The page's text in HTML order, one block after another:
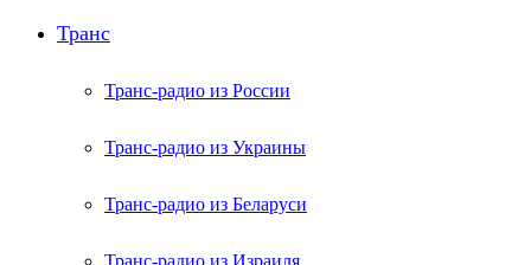
Транс
Транс-радио из России
Транс-радио из Украины
Транс-радио из Беларуси
Транс-радио из Израиля